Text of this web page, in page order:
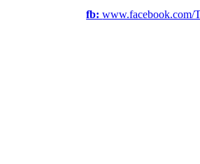
fb:www.facebook.com/